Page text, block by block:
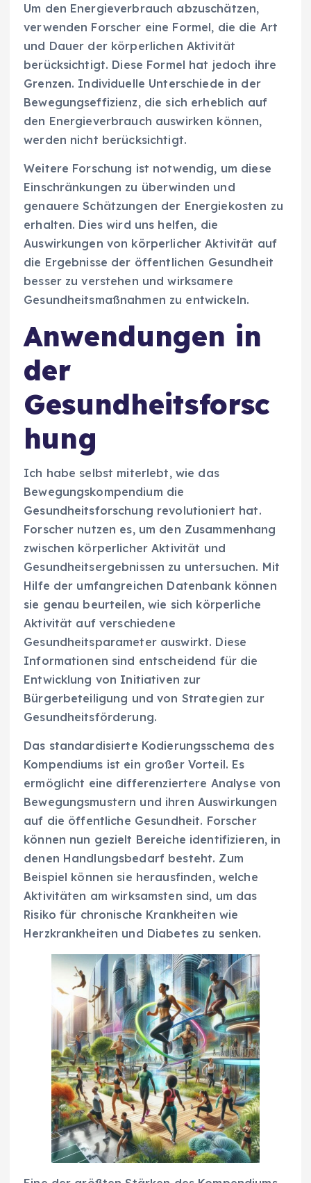
Um den Energieverbrauch abzuschätzen,
verwenden Forscher eine Formel, die die Art
und Dauer der körperlichen Aktivität
berücksichtigt. Diese Formel hat jedoch ihre
Grenzen. Individuelle Unterschiede in der
Bewegungseffizienz, die sich erheblich auf
den Energieverbrauch auswirken können,
werden nicht berücksichtigt.
Weitere Forschung ist notwendig, um diese
Einschränkungen zu überwinden und
genauere Schätzungen der Energiekosten zu
erhalten. Dies wird uns helfen, die
Auswirkungen von körperlicher Aktivität auf
die Ergebnisse der öffentlichen Gesundheit
besser zu verstehen und wirksamere
Gesundheitsmaßnahmen zu entwickeln.
Anwendungen in
der
Gesundheitsforsc
hung
Ich habe selbst miterlebt, wie das
Bewegungskompendium die
Gesundheitsforschung revolutioniert hat.
Forscher nutzen es, um den Zusammenhang
zwischen körperlicher Aktivität und
Gesundheitsergebnissen zu untersuchen. Mit
Hilfe der umfangreichen Datenbank können
sie genau beurteilen, wie sich körperliche
Aktivität auf verschiedene
Gesundheitsparameter auswirkt. Diese
Informationen sind entscheidend für die
Entwicklung von Initiativen zur
Bürgerbeteiligung und von Strategien zur
Gesundheitsförderung.
Das standardisierte Kodierungsschema des
Kompendiums ist ein großer Vorteil. Es
ermöglicht eine differenziertere Analyse von
Bewegungsmustern und ihren Auswirkungen
auf die öffentliche Gesundheit. Forscher
können nun gezielt Bereiche identifizieren, in
denen Handlungsbedarf besteht. Zum
Beispiel können sie herausfinden, welche
Aktivitäten am wirksamsten sind, um das
Risiko für chronische Krankheiten wie
Herzkrankheiten und Diabetes zu senken.